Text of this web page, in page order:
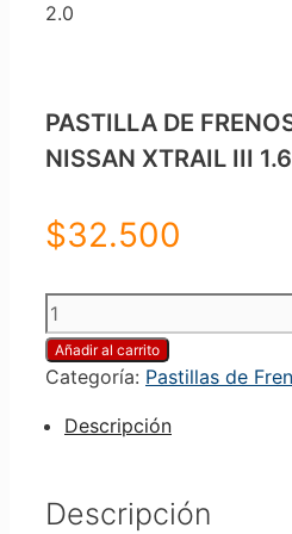
2.0
PASTILLA DE
NISSAN XTRAIL III
$32.500
PASTILLA
DE
FRENOS
DELANTERAS
NISSAN
1.6
Añadir al carrito
Categoría: Pastillas de
Descripción
Descripción